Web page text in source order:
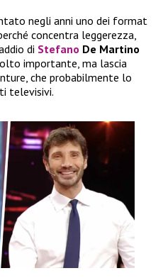
negli anni uno dei format
perché concentra leggerezza,
di Stefano De Martino
importante, ma lascia
che probabilmente lo
televisivi.